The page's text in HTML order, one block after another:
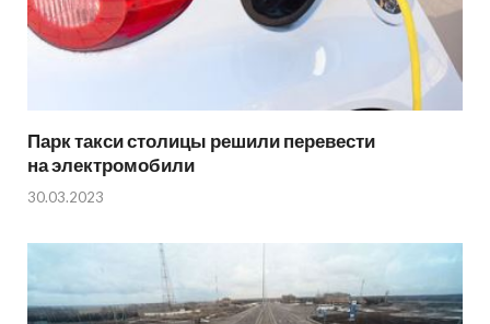
Парк такси столицы решили перевести
на электромобили
30.03.2023